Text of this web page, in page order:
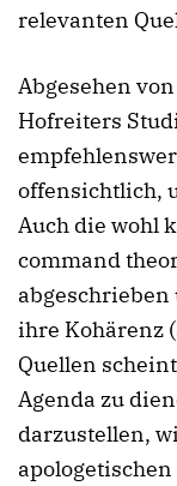
relevanten
Abgesehen
Hofreiters
offensichtlich,
Auch die wohl
command
ihre Kohärenz
Quellen
Agenda zu
darzustellen,